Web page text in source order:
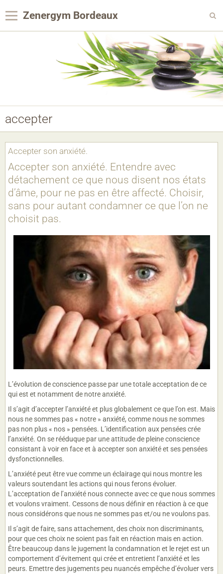
Zenergym Bordeaux
Votre compte
Agenda
Album photo
Pages
accepter
Accepter son anxiété.
Accepter son anxiété. Entendre avec
détachement ce que nous disent nos états
d’âme, pour ne pas en être affecté. Choisir,
sans pour autant condamner ce que l’on ne
choisit pas.
L’évolution de conscience passe par une totale acceptation de ce
qui est et notamment de notre anxiété.
Il s’agit d’accepter l’anxiété et plus globalement ce que l’on est. Mais
nous ne sommes pas « notre » anxiété, comme nous ne sommes
pas non plus « nos » pensées. L’identification aux pensées crée
l’anxiété. On se rééduque par une attitude de pleine conscience
consistant à voir en face et à accepter son anxiété et ses pensées
dysfonctionnelles.
L’anxiété peut être vue comme un éclairage qui nous montre les
valeurs soutendant les actions qui nous ferons évoluer.
L’acceptation de l’anxiété nous connecte avec ce que nous sommes
et voulons vraiment. Cessons de nous définir en réaction à ce que
nous considérons que nous ne sommes pas et/ou ne voulons pas.
Il s’agit de faire, sans attachement, des choix non discriminants,
pour que ces choix ne soient pas fait en réaction mais en action.
Être beaucoup dans le jugement la condamnation et le rejet est un
comportement d’évitement qui crée et entretient l’anxiété et les
peurs. Emettre des jugements peu nuancés empêche d’évoluer vers